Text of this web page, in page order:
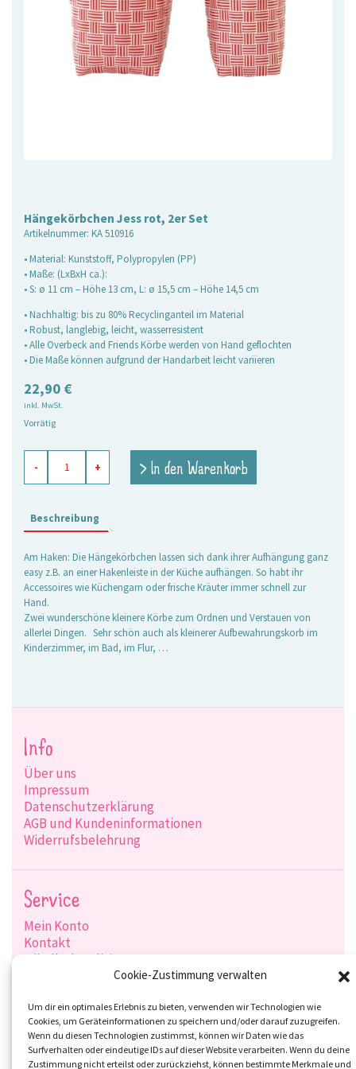
Cookie-Zustimmung verwalten
Um dir ein optimales Erlebnis zu bieten, verwenden wir Technologien wie
Cookies, um Geräteinformationen zu speichern und/oder darauf zuzugreifen.
Wenn du diesen Technologien zustimmst, können wir Daten wie das
Surfverhalten oder eindeutige IDs auf dieser Website verarbeiten. Wenn du deine
Zustimmung nicht erteilst oder zurückziehst, können bestimmte Merkmale und
Hängekörbchen Jess rot, 2er Set
Artikelnummer: KA 510916
• Material: Kunststoff, Polypropylen (PP)
• Maße: (LxBxH ca.):
• S: ø 11 cm – Höhe 13 cm, L: ø 15,5 cm – Höhe 14,5 cm
• Nachhaltig: bis zu 80% Recyclinganteil im Material
• Robust, langlebig, leicht, wasserresistent
• Alle Overbeck and Friends Körbe werden von Hand geflochten
• Die Maße können aufgrund der Handarbeit leicht variieren
22,90 €
inkl. MwSt.
Vorrätig
Jess
rot,
Set
Menge
- + > In den Warenkorb
Beschreibung
Am Haken: Die Hängekörbchen lassen sich dank ihrer Aufhängung ganz
easy z.B. an einer Hakenleiste in der Küche aufhängen. So habt ihr
Accessoires wie Küchengarn oder frische Kräuter immer schnell zur
Hand.
Zwei wunderschöne kleinere Körbe zum Ordnen und Verstauen von
allerlei Dingen. Sehr schön auch als kleinerer Aufbewahrungskorb im
Kinderzimmer, im Bad, im Flur, …
Info
Über uns
Impressum
Datenschutzerklärung
AGB und Kundeninformationen
Widerrufsbelehrung
Service
Mein Konto
Kontakt
Händlerkonditionen
Zahlungsarten